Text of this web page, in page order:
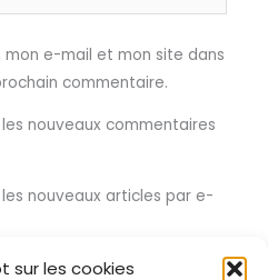
sur les cookies
mon e-mail et mon site dans
commentaire.
nouveaux commentaires
nouveaux articles par e-